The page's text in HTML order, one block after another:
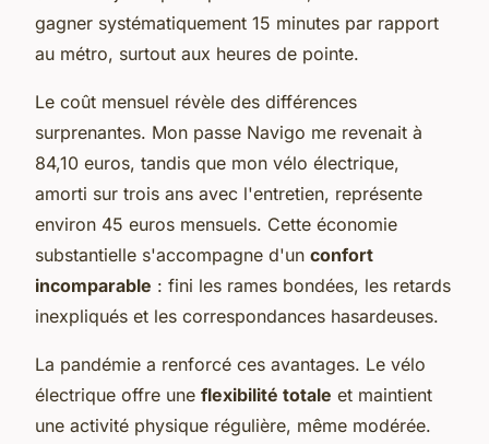
gagner systématiquement 15 minutes par rapport
au métro, surtout aux heures de pointe.
Le coût mensuel révèle des différences
surprenantes. Mon passe Navigo me revenait à
84,10 euros, tandis que mon vélo électrique,
amorti sur trois ans avec l'entretien, représente
environ 45 euros mensuels. Cette économie
substantielle s'accompagne d'un confort
incomparable : fini les rames bondées, les retards
inexpliqués et les correspondances hasardeuses.
La pandémie a renforcé ces avantages. Le vélo
électrique offre une flexibilité totale et maintient
une activité physique régulière, même modérée.